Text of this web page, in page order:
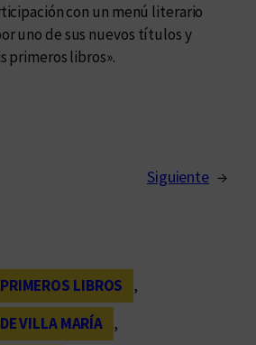
con un menú literario
uno de sus nuevos títulos y
primeros libros».
Siguiente →
LIBROS
,
VILLA MARÍA
,